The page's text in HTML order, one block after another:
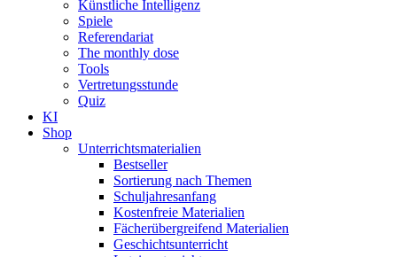
Künstliche Intelligenz
Spiele
Referendariat
The monthly dose
Tools
Vertretungsstunde
Quiz
KI
Shop
Unterrichtsmaterialien
Bestseller
Sortierung nach Themen
Schuljahresanfang
Kostenfreie Materialien
Fächerübergreifend Materialien
Geschichtsunterricht